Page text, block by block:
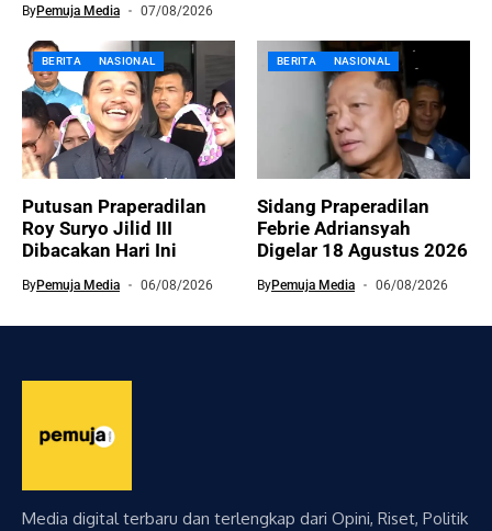
ByPemuja Media 07/08/2026
BERITA NASIONAL
Putusan Praperadilan
Roy Suryo Jilid III
Dibacakan Hari Ini
ByPemuja Media 06/08/2026
BERITA NASIONAL
Sidang Praperadilan
Febrie Adriansyah
Digelar 18 Agustus 2026
ByPemuja Media 06/08/2026
Media digital terbaru dan terlengkap dari Opini, Riset, Politik